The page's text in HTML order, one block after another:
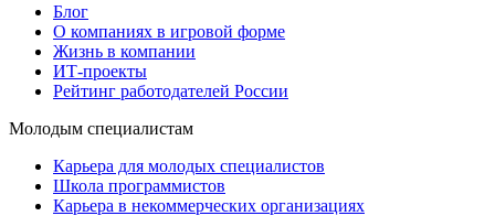
Блог
О компаниях в игровой форме
Жизнь в компании
ИТ-проекты
Рейтинг работодателей России
Молодым специалистам
Карьера для молодых специалистов
Школа программистов
Карьера в некоммерческих организациях